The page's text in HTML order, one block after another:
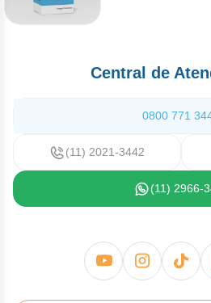
Central de
0800 771
(11) 2021-3442
(11) 2966-